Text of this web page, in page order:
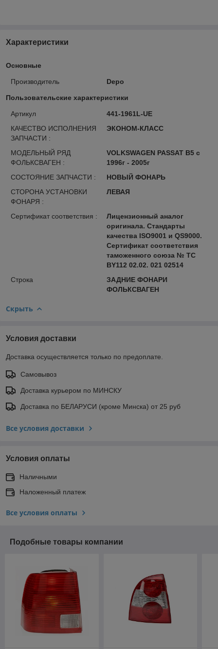
Характеристики
Основные
Производитель Depo
Пользовательские характеристики
Артикул
441-1961L-UE
КАЧЕСТВО ИСПОЛНЕНИЯ
ЗАПЧАСТИ :
ЭКОНОМ-КЛАСС
МОДЕЛЬНЫЙ РЯД
ФОЛЬКСВАГЕН :
VOLKSWAGEN PASSAT B5 с
1996г - 2005г
СОСТОЯНИЕ ЗАПЧАСТИ :
НОВЫЙ ФОНАРЬ
СТОРОНА УСТАНОВКИ
ФОНАРЯ :
ЛЕВАЯ
Сертификат соответствия :
Лицензионный аналог
оригинала. Стандарты
качества ISO9001 и QS9000.
Сертификат соответствия
таможенного союза № ТС
BY112 02.02. 021 02514
Строка
ЗАДНИЕ ФОНАРИ
ФОЛЬКСВАГЕН
Скрыть
Условия доставки
Доставка осуществляется только по предоплате.
Самовывоз
Доставка курьером по МИНСКУ
Доставка по БЕЛАРУСИ (кроме Минска) от 25 руб
Все условия доставки
Условия оплаты
Наличными
Наложенный платеж
Все условия оплаты
Подобные товары компании